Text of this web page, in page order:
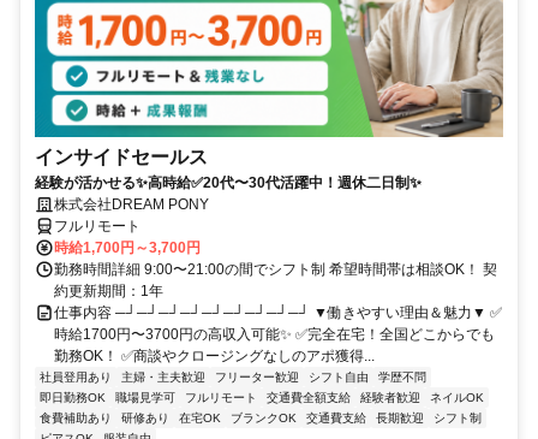
インサイドセールス
経験が活かせる✨高時給✅20代〜30代活躍中！週休二日制✨
株式会社DREAM PONY
フルリモート
時給1,700円～3,700円
勤務時間詳細 9:00〜21:00の間でシフト制 希望時間帯は相談OK！ 契
約更新期間：1年
仕事内容 ─┘─┘─┘─┘─┘─┘─┘─┘─┘ ▼働きやすい理由＆魅力▼ ✅
時給1700円〜3700円の高収入可能✨ ✅完全在宅！全国どこからでも
勤務OK！ ✅商談やクロージングなしのアポ獲得...
社員登用あり 主婦・主夫歓迎 フリーター歓迎 シフト自由
学歴不問
即日勤務OK
職場見学可 フルリモート 交通費全額支給 経験者歓迎
ネイルOK
食費補助あり
研修あり 在宅OK ブランクOK 交通費支給 長期歓迎
シフト制